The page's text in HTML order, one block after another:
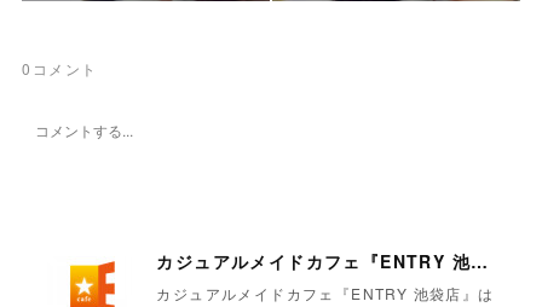
0 コメント
カジュアルメイドカフェ『ENTRY 池袋店』
カジュアルメイドカフェ『ENTRY 池袋店』は